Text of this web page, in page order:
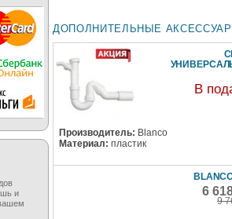
ДОПОЛНИТЕЛЬНЫЕ
В
Производитель: Blanco
Материал: пластик
6
9
и